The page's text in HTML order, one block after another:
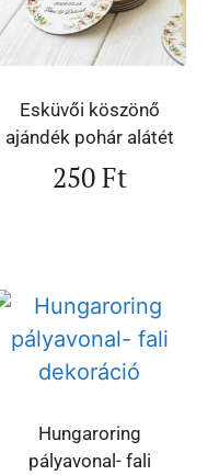
Esküvői köszönő
ajándék pohár alátét
250Ft
Hungaroring
pályavonal- fali